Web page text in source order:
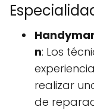
n: Los
realizar
de